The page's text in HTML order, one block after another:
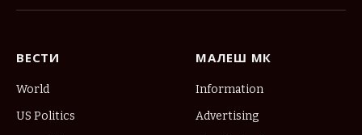
ВЕСТИ
World
US Politics
МАЛЕШ МК
Information
Advertising